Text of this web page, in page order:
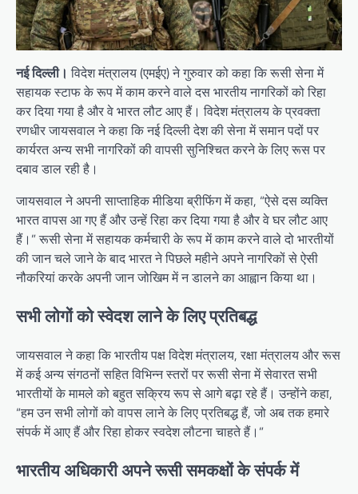
नई दिल्ली। विदेश मंत्रालय (एमईए) ने गुरुवार को कहा कि रूसी सेना में
सहायक स्टाफ के रूप में काम करने वाले दस भारतीय नागरिकों को रिहा
कर दिया गया है और वे भारत लौट आए हैं। विदेश मंत्रालय के प्रवक्ता
रणधीर जायसवाल ने कहा कि नई दिल्ली देश की सेना में समान पदों पर
कार्यरत अन्य सभी नागरिकों की वापसी सुनिश्चित करने के लिए रूस पर
दबाव डाल रही है।
जायसवाल ने अपनी साप्ताहिक मीडिया ब्रीफिंग में कहा, “ऐसे दस व्यक्ति
भारत वापस आ गए हैं और उन्हें रिहा कर दिया गया है और वे घर लौट आए
हैं।” रूसी सेना में सहायक कर्मचारी के रूप में काम करने वाले दो भारतीयों
की जान चले जाने के बाद भारत ने पिछले महीने अपने नागरिकों से ऐसी
नौकरियां करके अपनी जान जोखिम में न डालने का आह्वान किया था।
सभी लोगों को स्वेदश लाने के लिए प्रतिबद्ध
जायसवाल ने कहा कि भारतीय पक्ष विदेश मंत्रालय, रक्षा मंत्रालय और रूस
में कई अन्य संगठनों सहित विभिन्न स्तरों पर रूसी सेना में सेवारत सभी
भारतीयों के मामले को बहुत सक्रिय रूप से आगे बढ़ा रहे हैं। उन्होंने कहा,
“हम उन सभी लोगों को वापस लाने के लिए प्रतिबद्ध हैं, जो अब तक हमारे
संपर्क में आए हैं और रिहा होकर स्वदेश लौटना चाहते हैं।”
भारतीय अधिकारी अपने रूसी समकक्षों के संपर्क में